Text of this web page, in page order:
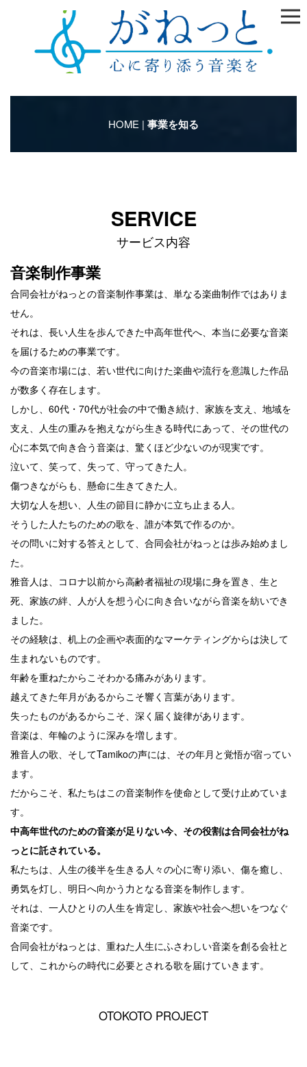
HOME | 事業を知る
SERVICE
サービス内容
音楽制作事業
合同会社がねっとの音楽制作事業は、単なる楽曲制作ではありま
せん。
それは、長い人生を歩んできた中高年世代へ、本当に必要な音楽
を届けるための事業です。
今の音楽市場には、若い世代に向けた楽曲や流行を意識した作品
が数多く存在します。
しかし、60代・70代が社会の中で働き続け、家族を支え、地域を
支え、人生の重みを抱えながら生きる時代にあって、その世代の
心に本気で向き合う音楽は、驚くほど少ないのが現実です。
泣いて、笑って、失って、守ってきた人。
傷つきながらも、懸命に生きてきた人。
大切な人を想い、人生の節目に静かに立ち止まる人。
そうした人たちのための歌を、誰が本気で作るのか。
その問いに対する答えとして、合同会社がねっとは歩み始めまし
た。
雅音人は、コロナ以前から高齢者福祉の現場に身を置き、生と
死、家族の絆、人が人を想う心に向き合いながら音楽を紡いでき
ました。
その経験は、机上の企画や表面的なマーケティングからは決して
生まれないものです。
年齢を重ねたからこそわかる痛みがあります。
越えてきた年月があるからこそ響く言葉があります。
失ったものがあるからこそ、深く届く旋律があります。
音楽は、年輪のように深みを増します。
雅音人の歌、そしてTamikoの声には、その年月と覚悟が宿ってい
ます。
だからこそ、私たちはこの音楽制作を使命として受け止めていま
す。
中高年世代のための音楽が足りない今、その役割は合同会社がね
っとに託されている。
私たちは、人生の後半を生きる人々の心に寄り添い、傷を癒し、
勇気を灯し、明日へ向かう力となる音楽を制作します。
それは、一人ひとりの人生を肯定し、家族や社会へ想いをつなぐ
音楽です。
合同会社がねっとは、重ねた人生にふさわしい音楽を創る会社と
して、これからの時代に必要とされる歌を届けていきます。
OTOKOTO PROJECT